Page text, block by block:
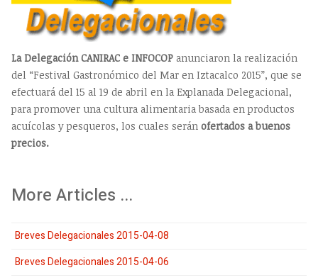
La Delegación CANIRAC e INFOCOP anunciaron la realización
del “Festival Gastronómico del Mar en Iztacalco 2015”, que se
efectuará del 15 al 19 de abril en la Explanada Delegacional,
para promover una cultura alimentaria basada en productos
acuícolas y pesqueros, los cuales serán ofertados a buenos
precios.
More Articles ...
Breves Delegacionales 2015-04-08
Breves Delegacionales 2015-04-06